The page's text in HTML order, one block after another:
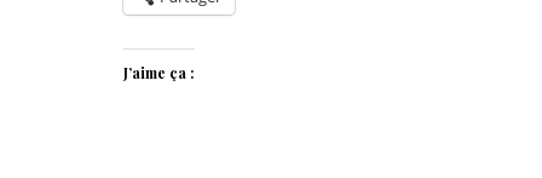
J’aime ça :